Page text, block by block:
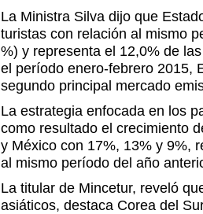
La Ministra Silva dijo que
turistas con relación al mismo
%) y representa el 12,0% de
el período enero-febrero 2015,
segundo principal mercado
La estrategia enfocada en los
como resultado el crecimiento
y México con 17%, 13% y 9%,
al mismo período del año
La titular de Mincetur, reveló
asiáticos, destaca Corea del